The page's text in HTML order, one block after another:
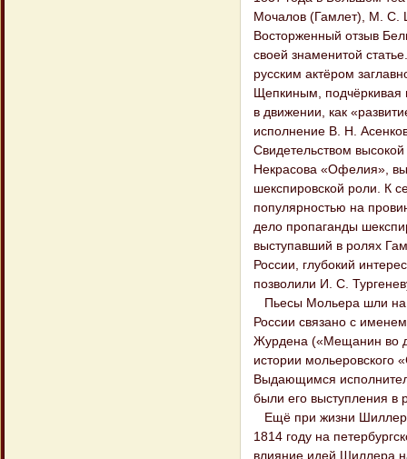
Мочалов (Гамлет), М. С.
Восторженный отзыв
своей знаменитой
русским актёром
Щепкиным, подчёркивая
в движении, как
исполнение В. Н.
Свидетельством
Некрасова «Офелия»,
шекспировской роли. К
популярностью на
дело пропаганды
выступавший в ролях
России, глубокий
позволили И. С.
Пьесы Мольера шли на
России связано с
Журдена («Мещанин во
истории мольеровского
Выдающимся
были его выступления в
Ещё при жизни Шиллера
1814 году на
влияние идей Шиллера